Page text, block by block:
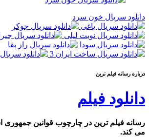
دانلود سریال خون سرد
درباره رسانه فيلم ترين
دانلود فیلم
رسانه فیلم ترین در چارچوب قوانین جمهوری
می کند.